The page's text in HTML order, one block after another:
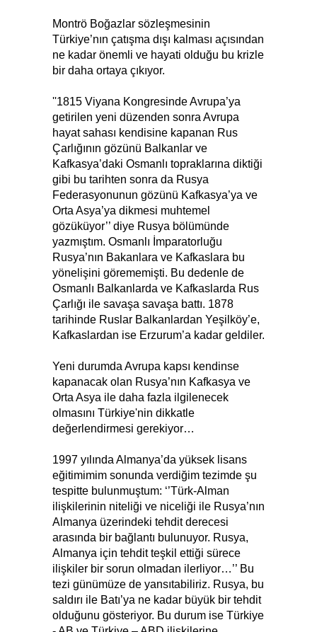
Montrö Boğazlar sözleşmesinin
Türkiye’nın çatışma dışı kalması açısından
ne kadar önemli ve hayati olduğu bu krizle
bir daha ortaya çıkıyor.
''1815 Viyana Kongresinde Avrupa’ya
getirilen yeni düzenden sonra Avrupa
hayat sahası kendisine kapanan Rus
Çarlığının gözünü Balkanlar ve
Kafkasya’daki Osmanlı topraklarına diktiği
gibi bu tarihten sonra da Rusya
Federasyonunun gözünü Kafkasya’ya ve
Orta Asya’ya dikmesi muhtemel
gözüküyor’’ diye Rusya bölümünde
yazmıştım. Osmanlı İmparatorluğu
Rusya’nın Bakanlara ve Kafkaslara bu
yönelişini görememişti. Bu dedenle de
Osmanlı Balkanlarda ve Kafkaslarda Rus
Çarlığı ile savaşa savaşa battı. 1878
tarihinde Ruslar Balkanlardan Yeşilköy’e,
Kafkaslardan ise Erzurum’a kadar geldiler.
Yeni durumda Avrupa kapsı kendinse
kapanacak olan Rusya’nın Kafkasya ve
Orta Asya ile daha fazla ilgilenecek
olmasını Türkiye'nin dikkatle
değerlendirmesi gerekiyor…
1997 yılında Almanya’da yüksek lisans
eğitimimim sonunda verdiğim tezimde şu
tespitte bulunmuştum: ‘’Türk-Alman
ilişkilerinin niteliği ve niceliği ile Rusya’nın
Almanya üzerindeki tehdit derecesi
arasında bir bağlantı bulunuyor. Rusya,
Almanya için tehdit teşkil ettiği sürece
ilişkiler bir sorun olmadan ilerliyor…’’ Bu
tezi günümüze de yansıtabiliriz. Rusya, bu
saldırı ile Batı’ya ne kadar büyük bir tehdit
olduğunu gösteriyor. Bu durum ise Türkiye